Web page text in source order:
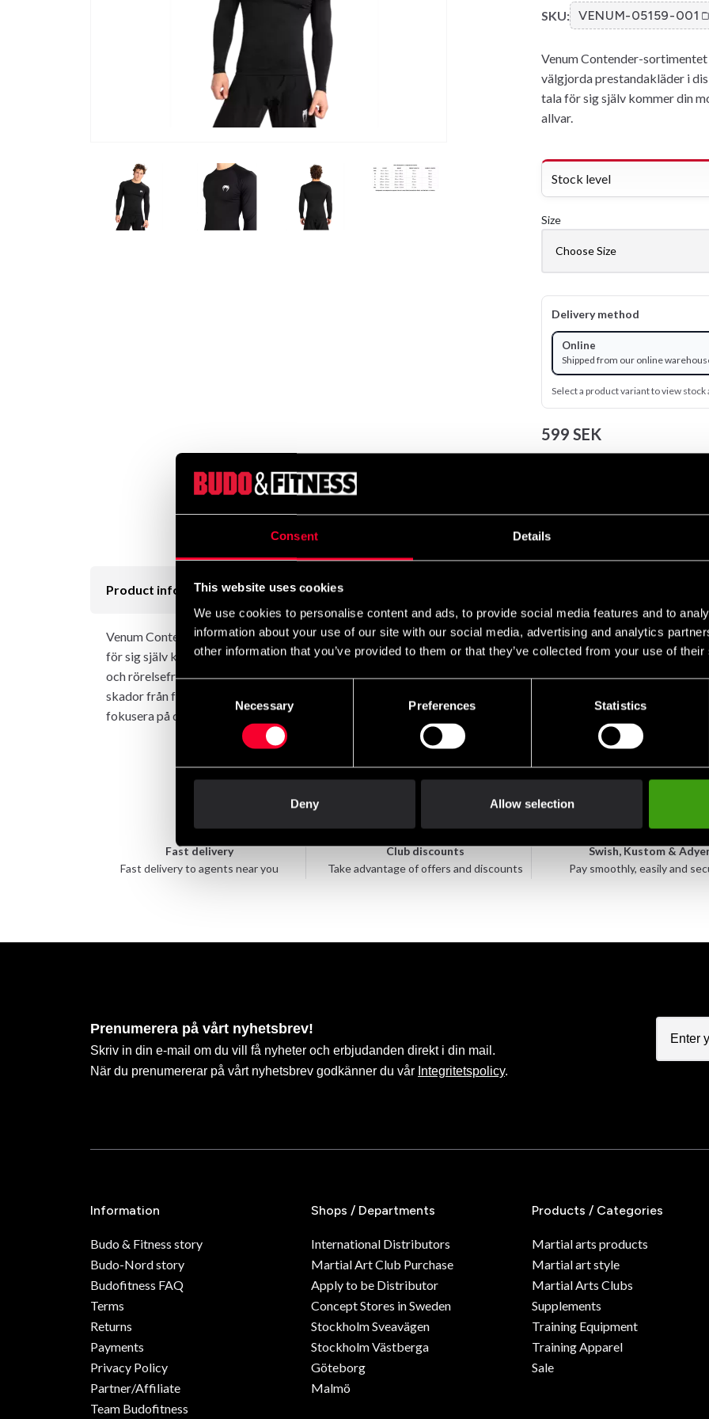
Consent Details
This website uses cookies
We use cookies to personalise content and ads, to provide social media features and to
information about your use of our site with our social media, advertising and analytics
other information that you’ve provided to them or that they’ve collected from your use of
Necessary Preferences Statistics
Deny Allow selection
SKU: VENUM-05159-001
Venum Contender-
välgjorda prestandakläder i
tala för sig själv kommer din
allvar.
Stock level
Size
Delivery method
Online
Shipped from our online
Select a product variant to view stock
599 SEK
remove add
Product information
Venum Contender-sortimentet av fightingkläder är utformat för att erbjuda välgjorda prestandakläder i diskret
för sig själv kommer din motståndare omedelbart att veta att du menar allvar. Venum Contender Men's Short
och rörelsefrihet under Jiu-Jitsu-, MMA- och styrketräning. Kompressionstyg med förstärkta sömmar ger en
skador från friktion, samtidigt som det främjar muskelåterhämtning. Med sitt silikonmidjeband kommer detta
fokusera på din prestation. Venum-detaljerna sitter på bröstet i vitt. Matcha detta kortärmade rashguard med
Fast delivery
Fast delivery to agents near you
Club discounts
Take advantage of offers and discounts
Swish, Kustom &
Pay smoothly, easily and
Prenumerera på vårt nyhetsbrev!
Skriv in din e-mail om du vill få nyheter och erbjudanden direkt i din mail.
När du prenumererar på vårt nyhetsbrev godkänner du vår Integritetspolicy.
Information
Budo & Fitness story
Budo-Nord story
Budofitness FAQ
Terms
Returns
Payments
Privacy Policy
Partner/Affiliate
Team Budofitness
Shops / Departments
International Distributors
Martial Art Club Purchase
Apply to be Distributor
Concept Stores in Sweden
Stockholm Sveavägen
Stockholm Västberga
Göteborg
Malmö
Products / Categories
Martial arts products
Martial art style
Martial Arts Clubs
Supplements
Training Equipment
Training Apparel
Sale